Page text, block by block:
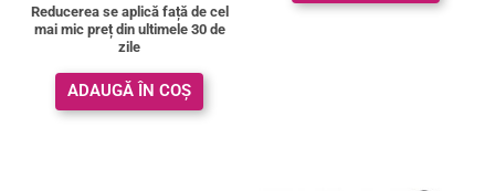
Reducerea se aplică față de cel
mai mic preț din ultimele 30 de
zile
ADAUGĂ ÎN COȘ